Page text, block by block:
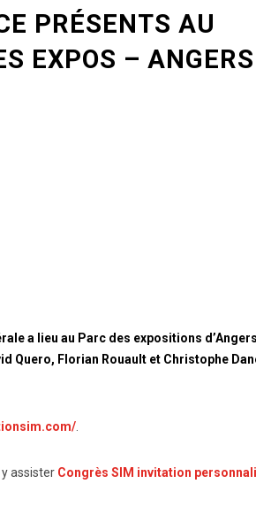
PRÉSENTS AU
EXPOS –
a lieu au Parc des expositions
Quero, Florian Rouault et Christophe
assister Congrès SIM invitation